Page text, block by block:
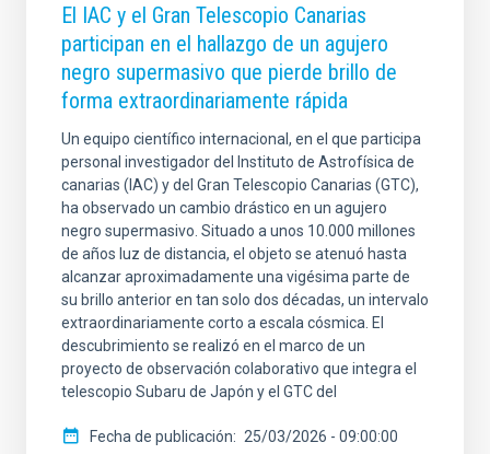
El IAC y el Gran Telescopio Canarias
participan en el hallazgo de un agujero
negro supermasivo que pierde brillo de
forma extraordinariamente rápida
Un equipo científico internacional, en el que participa
personal investigador del Instituto de Astrofísica de
canarias (IAC) y del Gran Telescopio Canarias (GTC),
ha observado un cambio drástico en un agujero
negro supermasivo. Situado a unos 10.000 millones
de años luz de distancia, el objeto se atenuó hasta
alcanzar aproximadamente una vigésima parte de
su brillo anterior en tan solo dos décadas, un intervalo
extraordinariamente corto a escala cósmica. El
descubrimiento se realizó en el marco de un
proyecto de observación colaborativo que integra el
telescopio Subaru de Japón y el GTC del
Fecha de publicación 25/03/2026 - 09:00:00